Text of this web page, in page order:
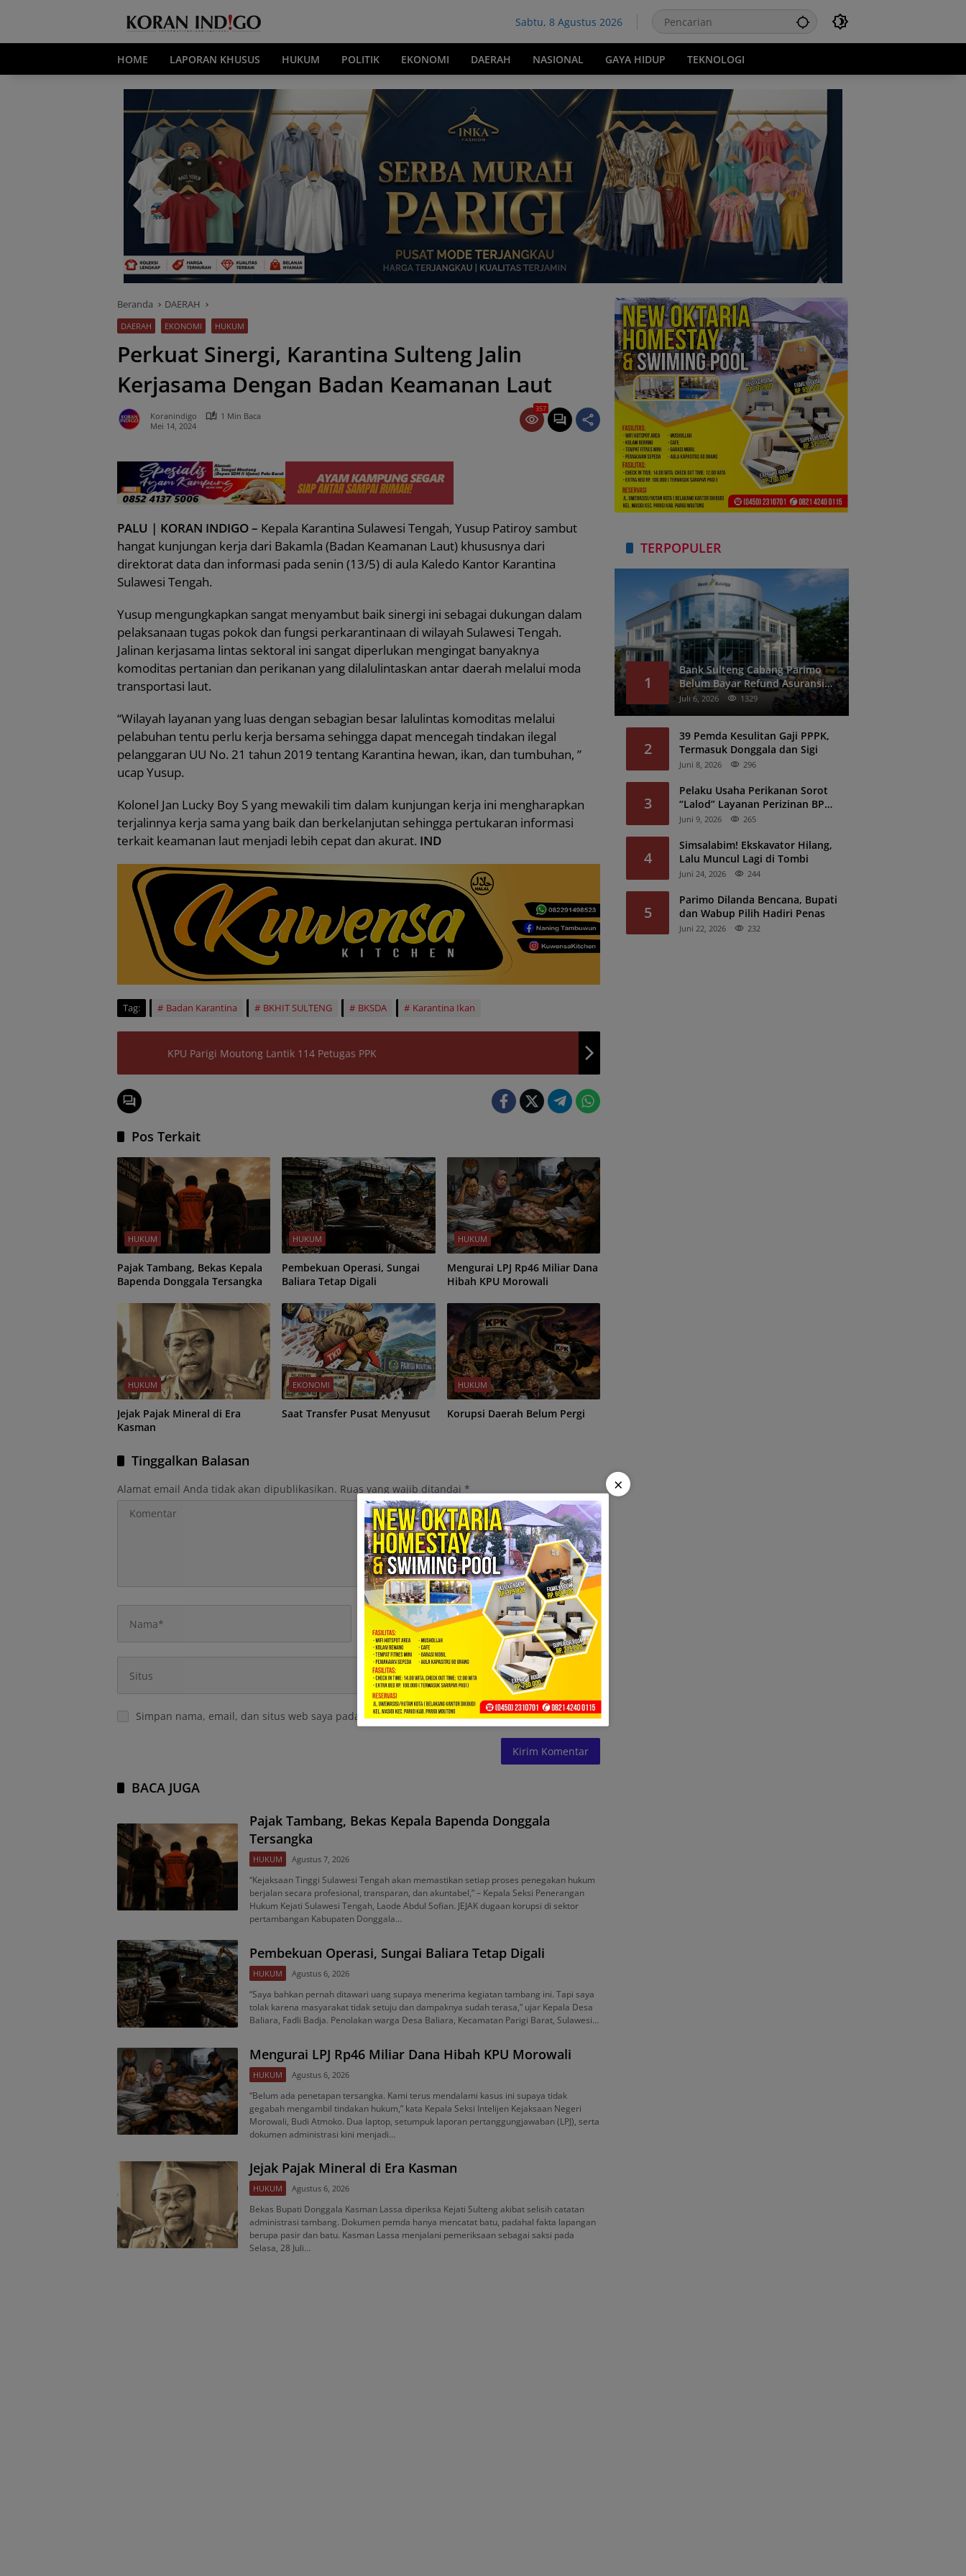
Sabtu, 8 Agustus 2026
HOME LAPORAN KHUSUS HUKUM POLITIK EKONOMI DAERAH NASIONAL GAYA HIDUP TEKNOLOGI
Beranda DAERAH
DAERAH EKONOMI HUKUM
Perkuat Sinergi, Karantina Sulteng Jalin
Kerjasama Dengan Badan Keamanan Laut
Koranindigo
1 Min Baca
Mei 14, 2024
357
PALU | KORAN INDIGO – Kepala Karantina Sulawesi Tengah, Yusup Patiroy sambut
hangat kunjungan kerja dari Bakamla (Badan Keamanan Laut) khususnya dari
direktorat data dan informasi pada senin (13/5) di aula Kaledo Kantor Karantina
Sulawesi Tengah.
Yusup mengungkapkan sangat menyambut baik sinergi ini sebagai dukungan dalam
pelaksanaan tugas pokok dan fungsi perkarantinaan di wilayah Sulawesi Tengah.
Jalinan kerjasama lintas sektoral ini sangat diperlukan mengingat banyaknya
komoditas pertanian dan perikanan yang dilalulintaskan antar daerah melalui moda
transportasi laut.
“Wilayah layanan yang luas dengan sebagian besar lalulintas komoditas melalui
pelabuhan tentu perlu kerja bersama sehingga dapat mencegah tindakan ilegal
pelanggaran UU No. 21 tahun 2019 tentang Karantina hewan, ikan, dan tumbuhan, ”
ucap Yusup.
Kolonel Jan Lucky Boy S yang mewakili tim dalam kunjungan kerja ini mengharapkan
terjalinnya kerja sama yang baik dan berkelanjutan sehingga pertukaran informasi
terkait keamanan laut menjadi lebih cepat dan akurat. IND
Tag: Badan Karantina BKHIT SULTENG BKSDA Karantina Ikan
KPU Parigi Moutong Lantik 114 Petugas PPK
Pos Terkait
HUKUM
Pajak Tambang, Bekas Kepala
Bapenda Donggala Tersangka
HUKUM
Pembekuan Operasi, Sungai
Baliara Tetap Digali
HUKUM
Mengurai LPJ Rp46 Miliar Dana
Hibah KPU Morowali
HUKUM
Jejak Pajak Mineral di Era
Kasman
EKONOMI
Saat Transfer Pusat Menyusut
HUKUM
Korupsi Daerah Belum Pergi
Tinggalkan Balasan
Alamat email Anda tidak akan dipublikasikan. Ruas yang wajib ditandai *
Simpan nama, email, dan situs web saya pada peramban ini untuk komentar saya berikutnya.
BACA JUGA
Pajak Tambang, Bekas Kepala Bapenda Donggala
Tersangka
HUKUM Agustus 7, 2026
“Kejaksaan Tinggi Sulawesi Tengah akan memastikan setiap proses penegakan hukum
berjalan secara profesional, transparan, dan akuntabel,” – Kepala Seksi Penerangan
Hukum Kejati Sulawesi Tengah, Laode Abdul Sofian. JEJAK dugaan korupsi di sektor
pertambangan Kabupaten Donggala…
Pembekuan Operasi, Sungai Baliara Tetap Digali
HUKUM Agustus 6, 2026
“Saya bahkan pernah ditawari uang supaya menerima kegiatan tambang ini. Tapi saya
tolak karena masyarakat tidak setuju dan dampaknya sudah terasa,” ujar Kepala Desa
Baliara, Fadli Badja. Penolakan warga Desa Baliara, Kecamatan Parigi Barat, Sulawesi…
Mengurai LPJ Rp46 Miliar Dana Hibah KPU Morowali
HUKUM Agustus 6, 2026
“Belum ada penetapan tersangka. Kami terus mendalami kasus ini supaya tidak
gegabah mengambil tindakan hukum,” kata Kepala Seksi Intelijen Kejaksaan Negeri
Morowali, Budi Atmoko. Dua laptop, setumpuk laporan pertanggungjawaban (LPJ), serta
dokumen administrasi kini menjadi…
Jejak Pajak Mineral di Era Kasman
HUKUM Agustus 6, 2026
Bekas Bupati Donggala Kasman Lassa diperiksa Kejati Sulteng akibat selisih catatan
administrasi tambang. Dokumen pemda hanya mencatat batu, padahal fakta lapangan
berupa pasir dan batu. Kasman Lassa menjalani pemeriksaan sebagai saksi pada
Selasa, 28 Juli…
TERPOPULER
1
Bank Sulteng Cabang Parimo
Belum Bayar Refund Asuransi
Kredit PNS?
Juli 6, 2026 1329
2
39 Pemda Kesulitan Gaji PPPK,
Termasuk Donggala dan Sigi
Juni 8, 2026 296
3
Pelaku Usaha Perikanan Sorot
“Lalod” Layanan Perizinan BPK
Denpasar
Juni 9, 2026 265
4
Simsalabim! Ekskavator Hilang,
Lalu Muncul Lagi di Tombi
Juni 24, 2026 244
5
Parimo Dilanda Bencana, Bupati
dan Wabup Pilih Hadiri Penas
Juni 22, 2026 232
×